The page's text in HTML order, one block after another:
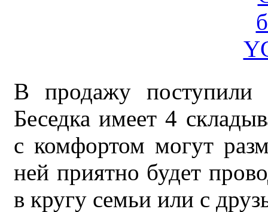
В продажу поступили
Беседка имеет 4
с комфортом могут
ней приятно будет
в кругу семьи или с